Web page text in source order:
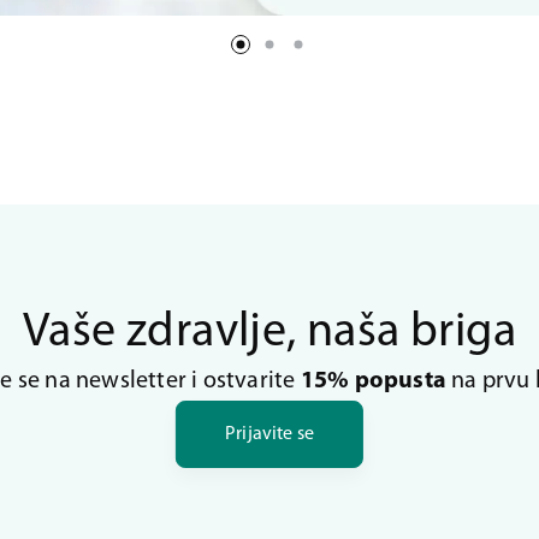
Vaše zdravlje, naša briga
se na newsletter i ostvarite15% popusta na